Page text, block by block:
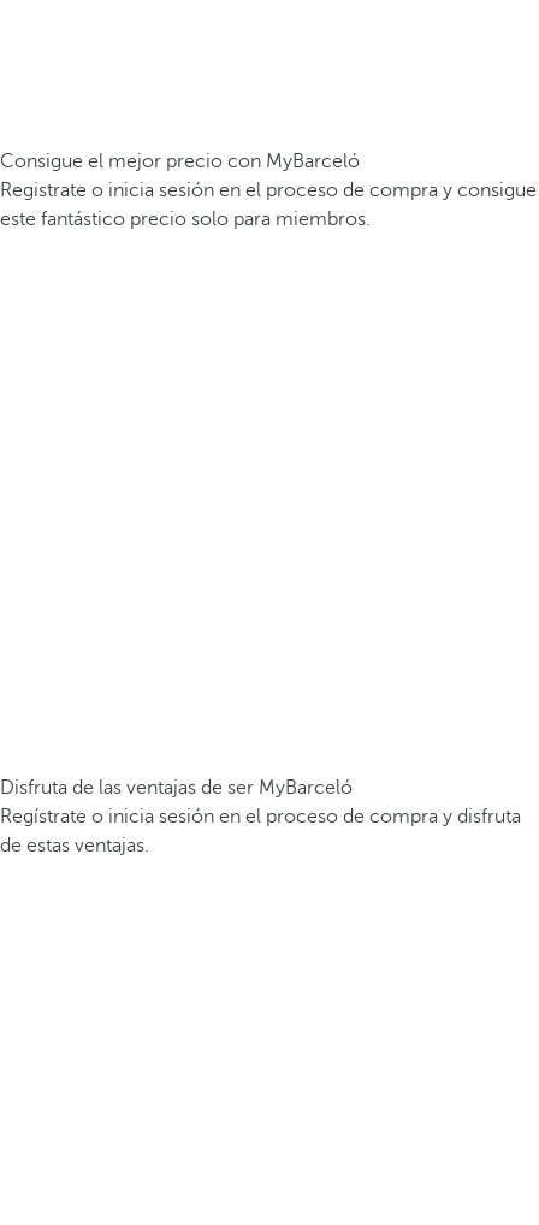
Consigue el mejor precio con MyBarceló
Registrate o inicia sesión en el proceso de compra y consigue
este fantástico precio solo para miembros.
Disfruta de las ventajas de ser MyBarceló
Regístrate o inicia sesión en el proceso de compra y disfruta
de estas ventajas.